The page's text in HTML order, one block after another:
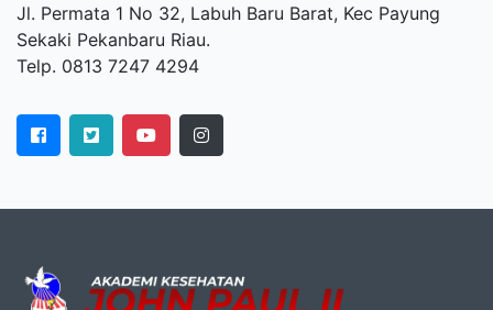
Jl. Permata 1 No 32, Labuh Baru Barat, Kec Payung
Sekaki Pekanbaru Riau.
Telp. 0813 7247 4294